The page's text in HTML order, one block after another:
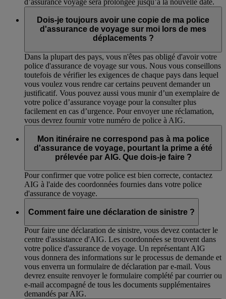
Dois-je toujours avoir une copie de ma police
d'assurance de voyage sur moi lors de mes
déplacements ?
Dans la plupart des pays, vous n'êtes pas obligé d'avoir votre
police d'assurance de voyage sur vous. Nous vous conseillons
toutefois de vérifier les exigences de chaque pays dans lequel
vous voulez vous rendre car certains peuvent demander un
justificatif. Vous pouvez aussi vous munir d’un exemplaire de
votre police d’assurance voyage pour la consulter plus
facilement en cas d’urgence. Pour envoyer une réclamation,
vous devrez fournir votre numéro de police à AIG.
Mon itinéraire ne correspond pas à ma police
d'assurance de voyage, pourtant la prime a été
prélevée par AIG. Que dois-je faire ?
Pour confirmer que votre police est bien correcte, contactez
AIG à l'aide des coordonnées fournies dans votre police
d'assurance de voyage.
Comment faire une déclaration de sinistre ?
Pour faire une déclaration de sinistre, vous devez contacter le
centre d'assistance d'AIG. Les coordonnées se trouvent dans
votre police d'assurance de voyage. Un représentant AIG
vous donnera des informations sur le processus de demande et
vous enverra un formulaire de déclaration par e-mail. Vous
devrez ensuite renvoyer le formulaire complété par courrier ou
e-mail accompagné de tous les documents supplémentaires
demandés par AIG.